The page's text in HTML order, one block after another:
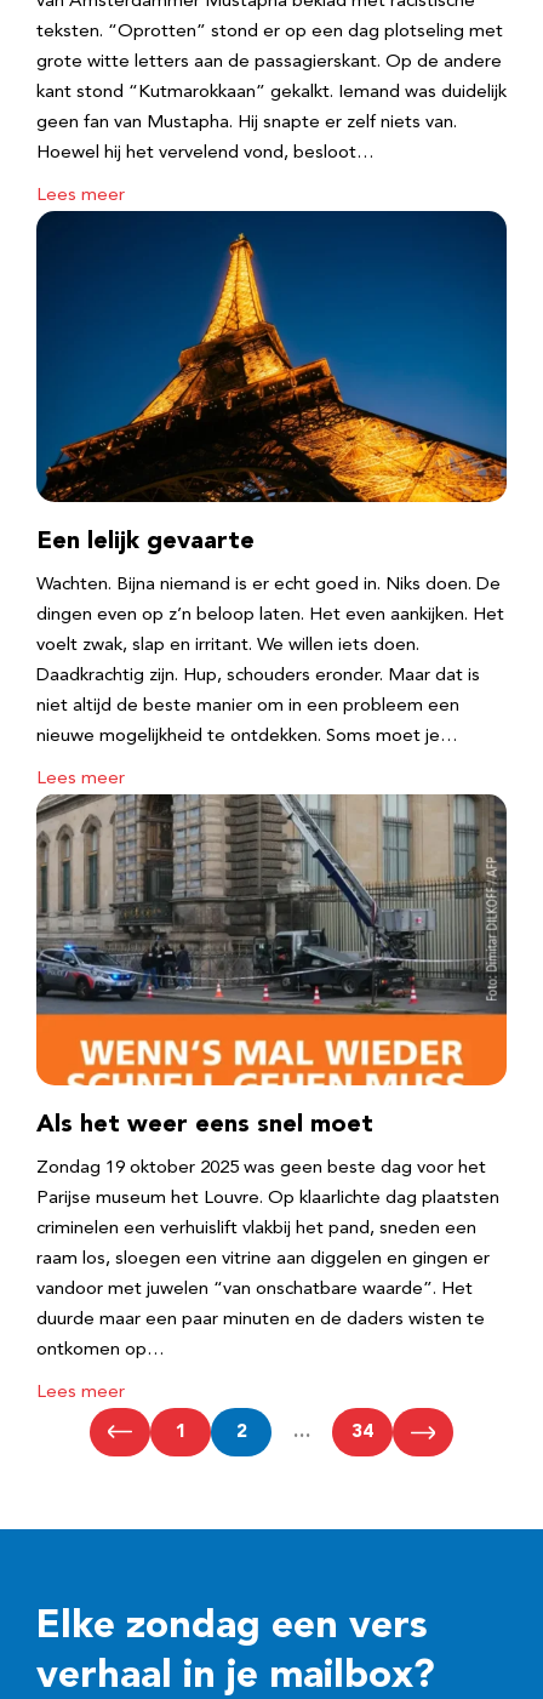
teksten. “Oprotten” stond er op een dag plotseling met
grote witte letters aan de passagierskant. Op de andere
kant stond “Kutmarokkaan” gekalkt. Iemand was duidelijk
geen fan van Mustapha. Hij snapte er zelf niets van.
Hoewel hij het vervelend vond, besloot…
Lees meer
Een lelijk gevaarte
Wachten. Bijna niemand is er echt goed in. Niks doen. De
dingen even op z’n beloop laten. Het even aankijken. Het
voelt zwak, slap en irritant. We willen iets doen.
Daadkrachtig zijn. Hup, schouders eronder. Maar dat is
niet altijd de beste manier om in een probleem een
nieuwe mogelijkheid te ontdekken. Soms moet je…
Lees meer
Als het weer eens snel moet
Zondag 19 oktober 2025 was geen beste dag voor het
Parijse museum het Louvre. Op klaarlichte dag plaatsten
criminelen een verhuislift vlakbij het pand, sneden een
raam los, sloegen een vitrine aan diggelen en gingen er
vandoor met juwelen “van onschatbare waarde”. Het
duurde maar een paar minuten en de daders wisten te
ontkomen op…
Lees meer
1 2 … 34
Elke zondag een vers
verhaal in je mailbox?